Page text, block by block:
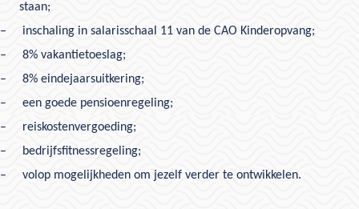
staan;
–
inschaling in salarisschaal 11 van de CAO Kinderopvang;
–
8% vakantietoeslag;
–
8% eindejaarsuitkering;
–
een goede pensioenregeling;
–
reiskostenvergoeding;
–
bedrijfsfitnessregeling;
–
volop mogelijkheden om jezelf verder te ontwikkelen.